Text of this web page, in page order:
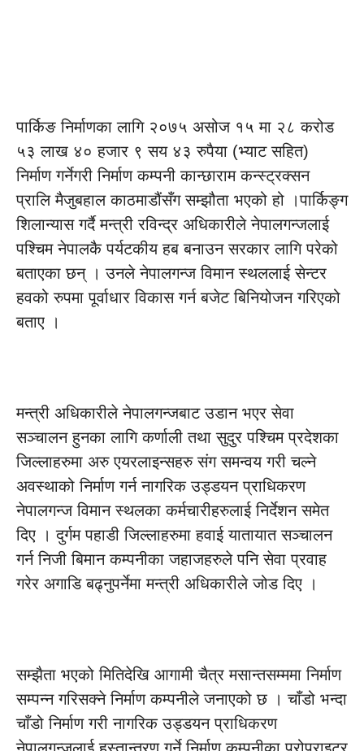
पार्किङ निर्माणका लागि २०७५ असोज १५ मा २८ करोड
५३ लाख ४० हजार ९ सय ४३ रुपैया (भ्याट सहित)
निर्माण गर्नेगरी निर्माण कम्पनी कान्छाराम कन्स्ट्रक्सन
प्रालि मैजुबहाल काठमाडौंसँग सम्झौता भएको हो ।पार्किङ्ग
शिलान्यास गर्दै मन्त्री रविन्द्र अधिकारीले नेपालगन्जलाई
पश्चिम नेपालकै पर्यटकीय हब बनाउन सरकार लागि परेको
बताएका छन् । उनले नेपालगन्ज विमान स्थललाई सेन्टर
हवको रुपमा पूर्वाधार विकास गर्न बजेट बिनियोजन गरिएको
बताए ।
मन्त्री अधिकारीले नेपालगन्जबाट उडान भएर सेवा
सञ्चालन हुनका लागि कर्णाली तथा सुदुर पश्चिम प्रदेशका
जिल्लाहरुमा अरु एयरलाइन्सहरु संग समन्वय गरी चल्ने
अवस्थाको निर्माण गर्न नागरिक उड्डयन प्राधिकरण
नेपालगन्ज विमान स्थलका कर्मचारीहरुलाई निर्देशन समेत
दिए । दुर्गम पहाडी जिल्लाहरुमा हवाई यातायात सञ्चालन
गर्न निजी बिमान कम्पनीका जहाजहरुले पनि सेवा प्रवाह
गरेर अगाडि बढ्नुपर्नेमा मन्त्री अधिकारीले जोड दिए ।
सम्झैता भएको मितिदेखि आगामी चैत्र मसान्तसम्ममा निर्माण
सम्पन्न गरिसक्ने निर्माण कम्पनीले जनाएको छ । चाँडो भन्दा
चाँडो निर्माण गरी नागरिक उड्डयन प्राधिकरण